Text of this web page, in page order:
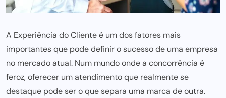
A Experiência do Cliente é um dos fatores mais
importantes que pode definir o sucesso de uma empresa
no mercado atual. Num mundo onde a concorrência é
feroz, oferecer um atendimento que realmente se
destaque pode ser o que separa uma marca de outra.